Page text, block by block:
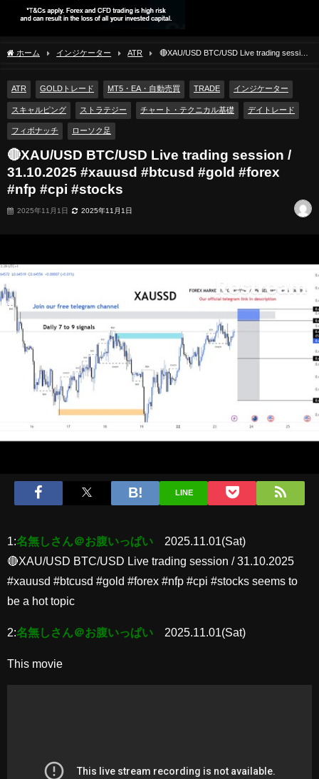
ホーム インジケーター ATR
🔴XAU/USD BTC/USD Live trading session
ATR GOLDトレード MT5・EA・自動売買 TRADE インジケーター
スキャルピング ストラテジー チャート・テクニカル基礎 デイトレード
フィボナッチ ローソク足
🔴XAU/USD BTC/USD Live trading session /
31.10.2025 #xauusd #btcusd #gold #forex
#nfp #cpi #stocks
2025年11月1日 2025年11月1日
LINE
1:名無しさん＠お腹いっぱい
2025.11.01(Sat)
🔴XAU/USD BTC/USD Live trading session / 31.10.2025
#xauusd #btcusd #gold #forex #nfp #cpi #stocks seems to
be a hot topic
2:名無しさん＠お腹いっぱい 2025.11.01(Sat)
This movie